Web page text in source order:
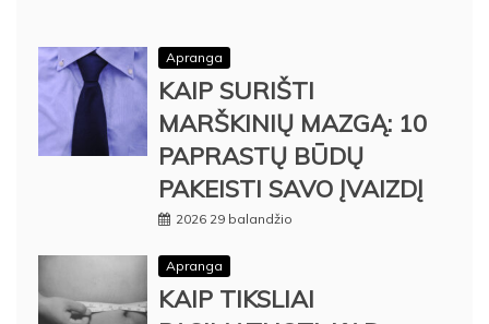
Apranga
KAIP SURIŠTI
MARŠKINIŲ MAZGĄ: 10
PAPRASTŲ BŪDŲ
PAKEISTI SAVO ĮVAIZDĮ
2026 29 balandžio
Apranga
KAIP TIKSLIAI